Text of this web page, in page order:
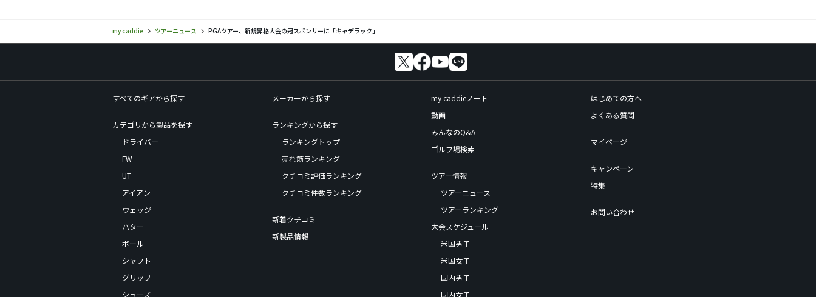
my caddie ツアーニュース PGAツアー、新規昇格大会の冠スポンサーに「キャデラック」
すべてのギアから探す
カテゴリから製品を探す
ドライバー
FW
UT
アイアン
ウェッジ
パター
ボール
シャフト
グリップ
シューズ
メーカーから探す
ランキングから探す
ランキングトップ
売れ筋ランキング
クチコミ評価ランキング
クチコミ件数ランキング
新着クチコミ
新製品情報
my caddieノート
動画
みんなのQ&A
ゴルフ場検索
ツアー情報
ツアーニュース
ツアーランキング
大会スケジュール
米国男子
米国女子
国内男子
国内女子
はじめての方へ
よくある質問
マイページ
キャンペーン
特集
お問い合わせ